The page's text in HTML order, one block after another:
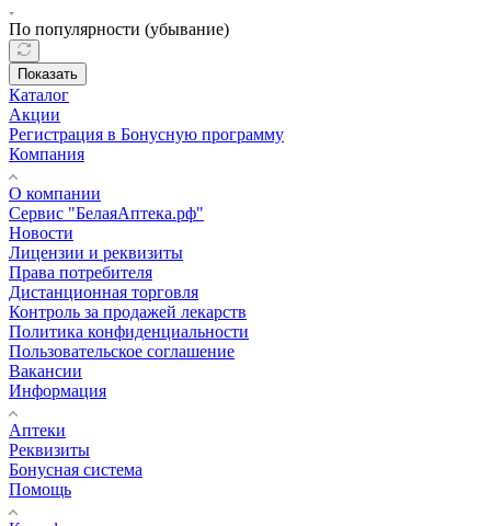
По популярности (убывание)
Показать
Каталог
Акции
Регистрация в Бонусную программу
Компания
О компании
Сервис "БелаяАптека.рф"
Новости
Лицензии и реквизиты
Права потребителя
Дистанционная торговля
Контроль за продажей лекарств
Политика конфиденциальности
Пользовательское соглашение
Вакансии
Информация
Аптеки
Реквизиты
Бонусная система
Помощь